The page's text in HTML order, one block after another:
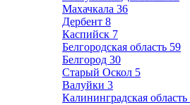
Махачкала 36
Дербент 8
Каспийск 7
Белгородская область 59
Белгород 30
Старый Оскол 5
Валуйки 3
Калининградская область